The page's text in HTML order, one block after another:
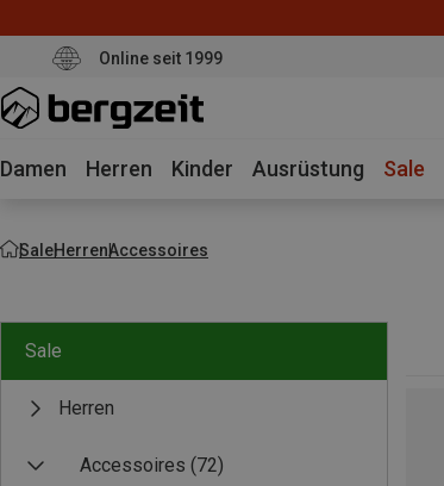
Online seit 1999
Damen Herren Kinder Ausrüstung Sale
SaleHerrenAccessoires
Sale
Herren
Accessoires (72)